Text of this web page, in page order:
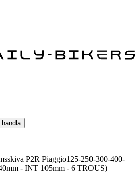
P2R Piaggio125-250-300-400-
- INT 105mm - 6 TROUS)